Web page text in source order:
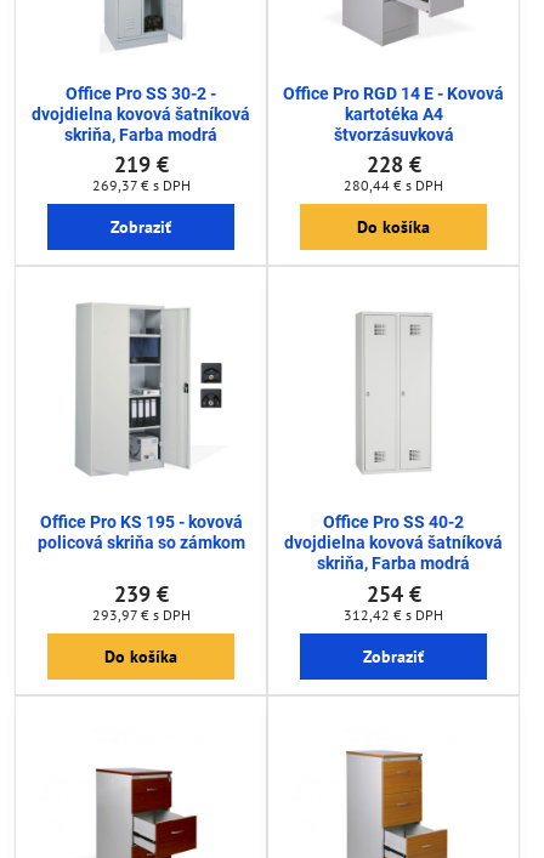
Office Pro SS 30-2 -
dvojdielna kovová šatníková
skriňa, Farba modrá
219 €
269,37 € s DPH
Zobraziť
Office Pro RGD 14 E - Kovová
kartotéka A4
štvorzásuvková
228 €
280,44 € s DPH
Do košíka
Office Pro KS 195 - kovová
policová skriňa so zámkom
239 €
293,97 € s DPH
Do košíka
Office Pro SS 40-2
dvojdielna kovová šatníková
skriňa, Farba modrá
254 €
312,42 € s DPH
Zobraziť